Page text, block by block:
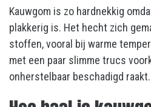
Kauwgom is zo hardnekkig
plakkerig is. Het hecht zich
stoffen, vooral bij warme
met een paar slimme trucs
onherstelbaar beschadigd raakt.